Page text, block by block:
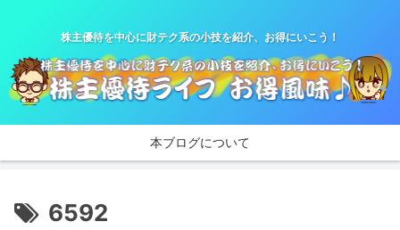
株主優待を中心に財テク系の小技を紹介、お得にいこう！
本ブログについて
6592